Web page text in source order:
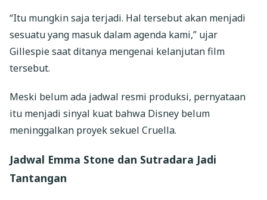
“Itu mungkin saja terjadi. Hal tersebut akan menjadi
sesuatu yang masuk dalam agenda kami,” ujar
Gillespie saat ditanya mengenai kelanjutan film
tersebut.
Meski belum ada jadwal resmi produksi, pernyataan
itu menjadi sinyal kuat bahwa Disney belum
meninggalkan proyek sekuel Cruella.
Jadwal Emma Stone dan Sutradara Jadi
Tantangan